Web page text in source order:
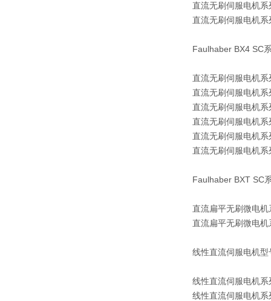
直流无刷伺服电机
直流无刷伺服电机
Faulhaber BX4 SC
直流无刷伺服电机
直流无刷伺服电机
直流无刷伺服电机
直流无刷伺服电机
直流无刷伺服电机
直流无刷伺服电机
Faulhaber BXT SC
直流扁平无刷微电
直流扁平无刷微电
线性直流伺服电机型
线性直流伺服电机
线性直流伺服电机